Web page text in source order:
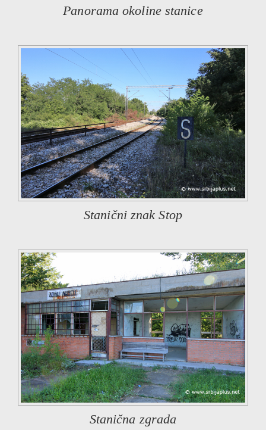
Panorama okoline stanice
Stanični znak Stop
Stanična zgrada